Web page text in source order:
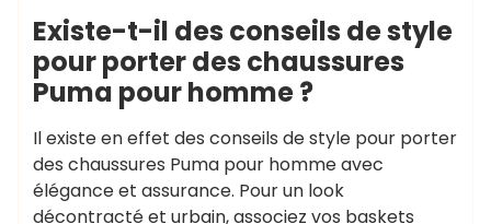
Existe-t-il des conseils de style
pour porter des chaussures
Puma pour homme ?
Il existe en effet des conseils de style pour porter
des chaussures Puma pour homme avec
élégance et assurance. Pour un look
décontracté et urbain, associez vos baskets